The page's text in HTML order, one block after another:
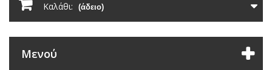
Καλάθι: (άδειο)
Μενού